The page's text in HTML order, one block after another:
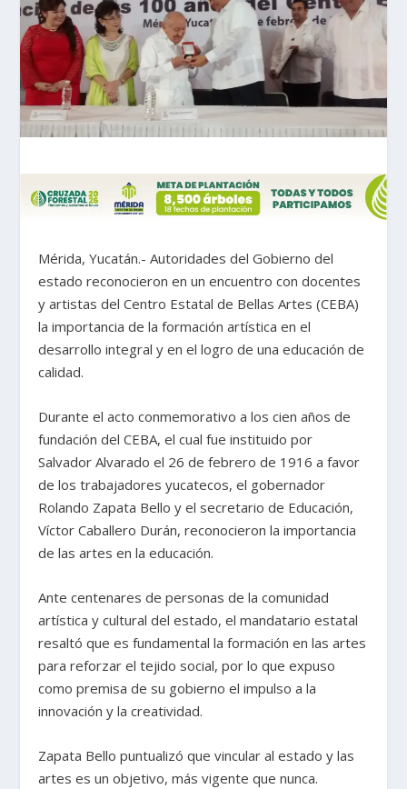
Mérida, Yucatán.- Autoridades del Gobierno del
estado reconocieron en un encuentro con docentes
y artistas del Centro Estatal de Bellas Artes (CEBA)
la importancia de la formación artística en el
desarrollo integral y en el logro de una educación de
calidad.
Durante el acto conmemorativo a los cien años de
fundación del CEBA, el cual fue instituido por
Salvador Alvarado el 26 de febrero de 1916 a favor
de los trabajadores yucatecos, el gobernador
Rolando Zapata Bello y el secretario de Educación,
Víctor Caballero Durán, reconocieron la importancia
de las artes en la educación.
Ante centenares de personas de la comunidad
artística y cultural del estado, el mandatario estatal
resaltó que es fundamental la formación en las artes
para reforzar el tejido social, por lo que expuso
como premisa de su gobierno el impulso a la
innovación y la creatividad.
Zapata Bello puntualizó que vincular al estado y las
artes es un objetivo, más vigente que nunca.